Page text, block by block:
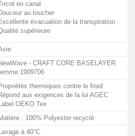
en canal
au toucher
évacuation de la transpiration
supérieure
- CRAFT CORE BASELAYER
1909706
thermiques contre le froid
aux exigences de la loi AGEC
OEKO Tex
: 100% Polyester recyclé
à 40°C